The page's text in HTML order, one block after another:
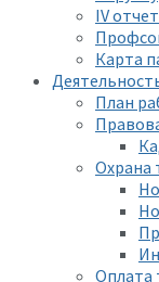
IV
Карта
План
Охрана
Оплата